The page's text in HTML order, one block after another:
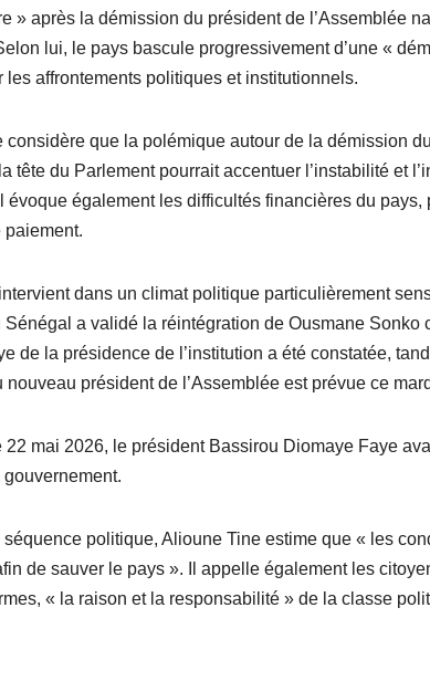
» après la démission du président de l’Assemblée
lui, le pays bascule progressivement d’une «
les affrontements politiques et institutionnels.
considère que la polémique autour de la démission
tête du Parlement pourrait accentuer l’instabilité et
évoque également les difficultés financières du pays,
paiement.
dans un climat politique particulièrement
a validé la réintégration de Ousmane Sonko
de la présidence de l’institution a été constatée,
nouveau président de l’Assemblée est prévue ce
22 mai 2026, le président Bassirou Diomaye Faye
séquence politique, Alioune Tine estime que « les
de sauver le pays ». Il appelle également les
« la raison et la responsabilité » de la classe